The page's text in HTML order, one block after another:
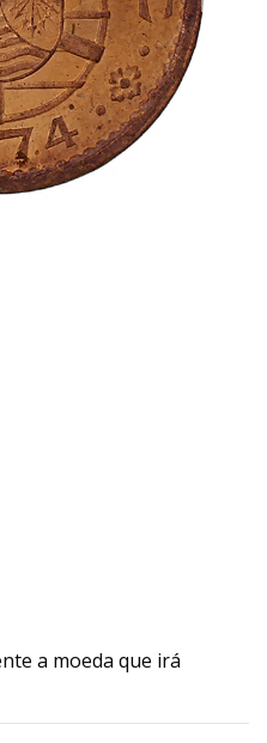
a moeda que irá